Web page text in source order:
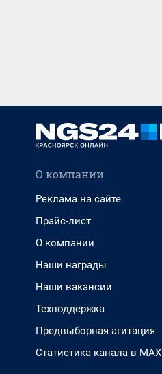
О компании
Реклама на сайте
Прайс-лист
О компании
Наши награды
Наши вакансии
Техподдержка
Предвыборная агитация
Статистика канала в MAX